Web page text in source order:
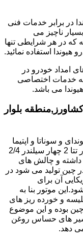
در برابر خدمات فنی
ناچیز می
که در هر شرایطی تنها
هیوندا استفاده نمائید.
امداد خودرو در
خدمات اختصاصی
می باشد.
بلوار
و سوناتا و اپتیما
بحث می کنیم.این خودروها در ایران از موتور تتا 2 چهار سیلندر 2/4
داشته و چالش های
چین تولید می شود در
آن برای
موتور بنا به
و خورده ریز های
بوده و این موضوع
های حساس روغن
دهد.